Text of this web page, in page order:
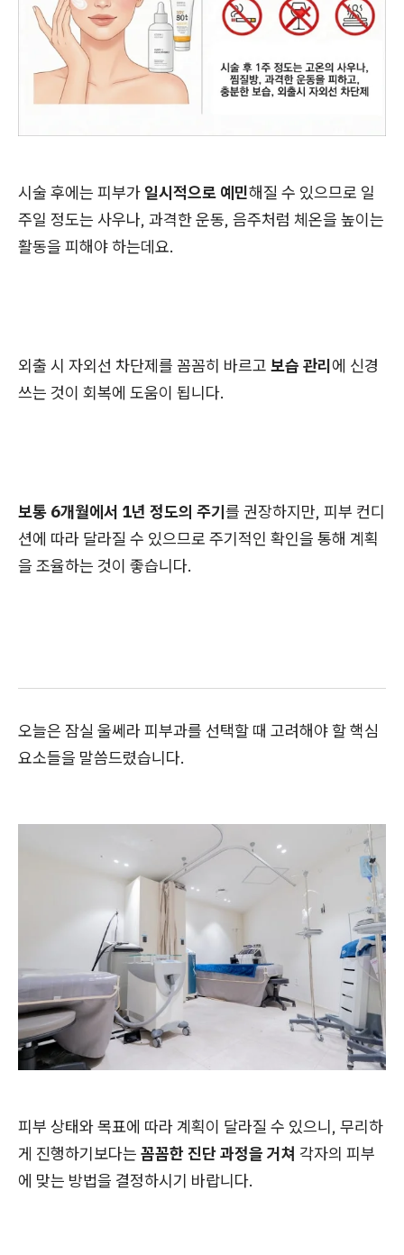
시술 후에는 피부가 일시적으로 예민해질 수 있으므로 일
주일 정도는 사우나, 과격한 운동, 음주처럼 체온을 높이는
활동을 피해야 하는데요.
외출 시 자외선 차단제를 꼼꼼히 바르고 보습 관리에 신경
쓰는 것이 회복에 도움이 됩니다.
보통 6개월에서 1년 정도의 주기를 권장하지만, 피부 컨디
션에 따라 달라질 수 있으므로 주기적인 확인을 통해 계획
을 조율하는 것이 좋습니다.
오늘은 잠실 울쎄라 피부과를 선택할 때 고려해야 할 핵심
요소들을 말씀드렸습니다.
피부 상태와 목표에 따라 계획이 달라질 수 있으니, 무리하
게 진행하기보다는 꼼꼼한 진단 과정을 거쳐 각자의 피부
에 맞는 방법을 결정하시기 바랍니다.